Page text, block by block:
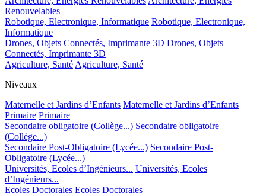
Renouvelables
Robotique, Electronique, Informatique Robotique, Electronique,
Informatique
Drones, Objets Connectés, Imprimante 3D Drones, Objets
Connectés, Imprimante 3D
Agriculture, SantéAgriculture, Santé
Niveaux
Maternelle et Jardins d’Enfants Maternelle et Jardins d’Enfants
Primaire Primaire
Secondaire obligatoire (Collège...) Secondaire obligatoire
(Collège...)
Secondaire Post-Obligatoire (Lycée...) Secondaire Post-
Obligatoire (Lycée...)
Universités, Ecoles d’Ingénieurs... Universités, Ecoles
d’Ingénieurs...
Ecoles Doctorales Ecoles Doctorales